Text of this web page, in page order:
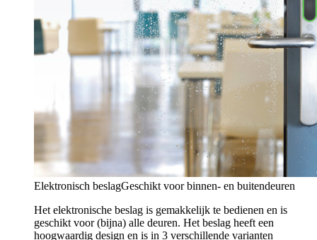
Elektronisch beslagGeschikt voor binnen- en buitendeuren
Het elektronische beslag is gemakkelijk te bedienen en is
geschikt voor (bijna) alle deuren. Het beslag heeft een
hoogwaardig design en is in 3 verschillende varianten